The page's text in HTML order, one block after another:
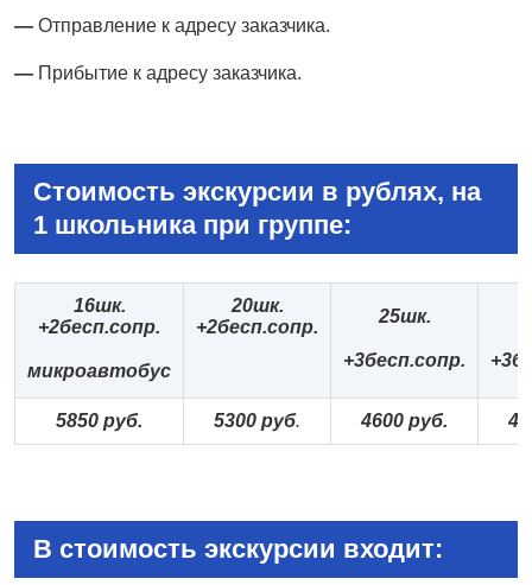
— Отправление к адресу заказчика.
— Прибытие к адресу заказчика.
Стоимость экскурсии в рублях, на
1 школьника при группе:
16шк.
+2бесп.сопр.
микроавтобус
20шк.
+2бесп.сопр.
25шк.
+3бесп.сопр.
5850 руб. 5300 руб. 4600 руб.
В стоимость экскурсии входит: